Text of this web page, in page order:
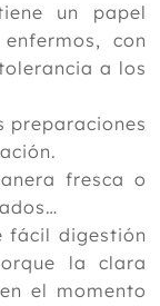
un papel
con
a los
preparaciones
fresca o
fácil digestión
la clara
el momento